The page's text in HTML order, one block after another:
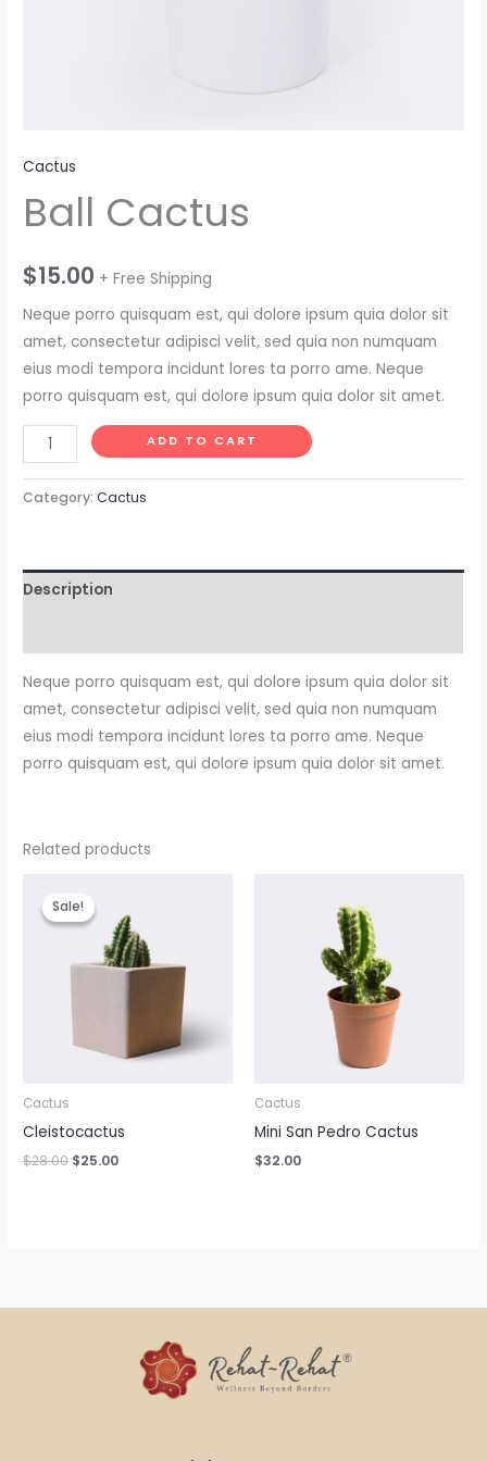
Cactus
Ball Cactus
$15.00 + Free Shipping
Neque porro quisquam est, qui dolore ipsum quia dolor sit
amet, consectetur adipisci velit, sed quia non numquam
eius modi tempora incidunt lores ta porro ame. Neque
porro quisquam est, qui dolore ipsum quia dolor sit amet.
ADD TO CART
Category:Cactus
Description
Neque porro quisquam est, qui dolore ipsum quia dolor sit
amet, consectetur adipisci velit, sed quia non numquam
eius modi tempora incidunt lores ta porro ame. Neque
porro quisquam est, qui dolore ipsum quia dolor sit amet.
Related products
Sale!
Sale!
Cactus
Cleistocactus
$28.00
price
was:
$28.00.
$25.00
is:
$25.00.
Cactus
Mini San Pedro Cactus
$32.00